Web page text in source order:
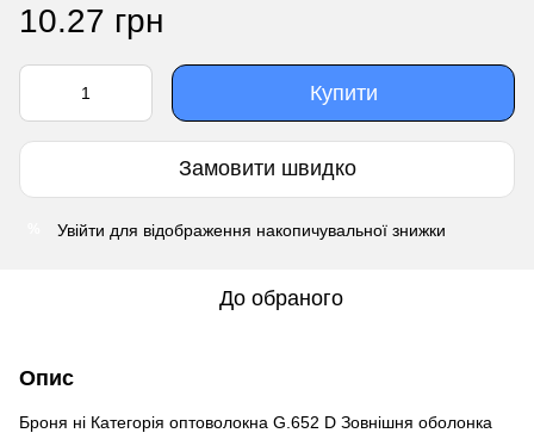
10.27 грн
Купити
Замовити швидко
Увійти для відображення накопичувальної знижки
До обраного
Опис
Броня ні Категорія оптоволокна G.652 D Зовнішня оболонка